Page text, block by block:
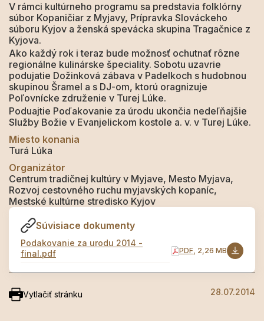
V rámci kultúrneho programu sa predstavia folklórny
súbor Kopaničiar z Myjavy, Prípravka Slováckeho
súboru Kyjov a ženská spevácka skupina Tragačnice z
Kyjova.
Ako každý rok i teraz bude možnosť ochutnať rôzne
regionálne kulinárske špeciality. Sobotu uzavrie
podujatie Dožinková zábava v Padelkoch s hudobnou
skupinou Šramel a s DJ-om, ktorú oragnizuje
Poľovnícke združenie v Turej Lúke.
Poduajtie Poďakovanie za úrodu ukončia nedeľňajšie
Služby Božie v Evanjelickom kostole a. v. v Turej Lúke.
Miesto konania
Turá Lúka
Organizátor
Centrum tradičnej kultúry v Myjave, Mesto Myjava,
Rozvoj cestovného ruchu myjavských kopaníc,
Mestské kultúrne stredisko Kyjov
Súvisiace dokumenty
Podakovanie za urodu 2014 -
final.pdf
PDF , 2,26 MB
Vytlačiť stránku 28.07.2014